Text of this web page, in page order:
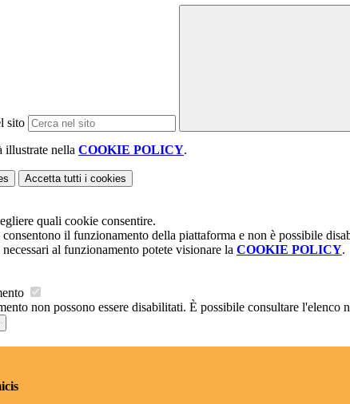
sito
illustrate nella COOKIE POLICY.
Accetta tutti i cookies
quali cookie consentire.
il funzionamento della piattaforma e non è possibile
al funzionamento potete visionare la COOKIE POLICY.
non possono essere disabilitati. È possibile consultare l'elenco